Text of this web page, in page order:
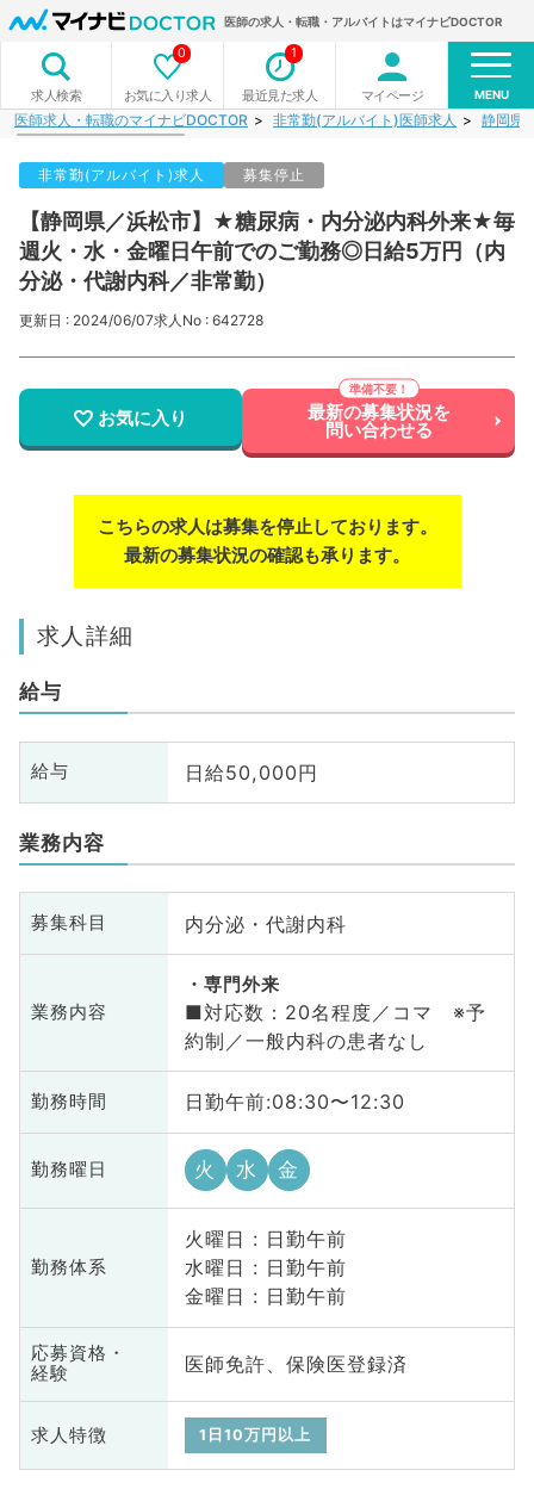
医師の求人・転職・アルバイトはマイナビDOCTOR
求人検索 お気に入り求人
0
最近見た求人
1
マイページ MENU
医師求人・転職のマイナビDOCTOR 非常勤(アルバイト)医師求人 静岡県
非常勤(アルバイト)求人 募集停止
【静岡県／浜松市】★糖尿病・内分泌内科外来★毎
週火・水・金曜日午前でのご勤務◎日給5万円（内
分泌・代謝内科／非常勤）
更新日 : 2024/06/07求人No : 642728
お気に入り 最新の募集状況を
問い合わせる
こちらの求人は募集を停止しております。
最新の募集状況の確認も承ります。
求人詳細
給与
給与 日給50,000円
業務内容
募集科目 内分泌・代謝内科
業務内容
専門外来
■対応数：20名程度／コマ ※予
約制／一般内科の患者なし
勤務時間 日勤午前:08:30〜12:30
勤務曜日 火 水 金
勤務体系
火曜日 : 日勤午前
水曜日 : 日勤午前
金曜日 : 日勤午前
応募資格・
経験
医師免許、保険医登録済
求人特徴 1日10万円以上